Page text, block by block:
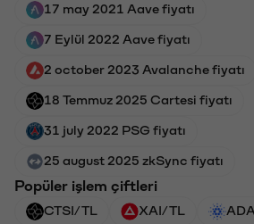
17 may 2021 Aave fiyatı
7 Eylül 2022 Aave fiyatı
2 october 2023 Avalanche fiyatı
18 Temmuz 2025 Cartesi fiyatı
31 july 2022 PSG fiyatı
25 august 2025 zkSync fiyatı
Popüler işlem çiftleri
CTSI/TL XAI/TL